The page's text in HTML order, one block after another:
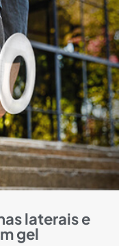
laterais e
gel